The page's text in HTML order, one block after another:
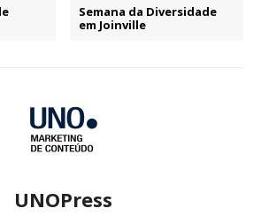
Semana da Diversidade
em Joinville
UNOPress